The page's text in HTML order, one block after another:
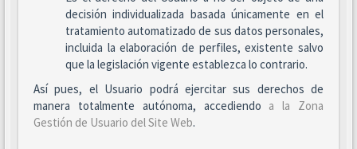
decisión individualizada basada únicamente en el
tratamiento automatizado de sus datos personales,
incluida la elaboración de perfiles, existente salvo
que la legislación vigente establezca lo contrario.
Así pues, el Usuario podrá ejercitar sus derechos de
manera totalmente autónoma, accediendo a la Zona
Gestión de Usuario del Site Web.